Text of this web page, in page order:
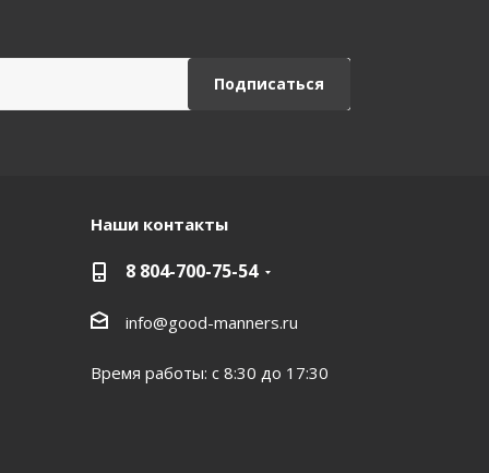
Наши контакты
8 804-700-75-54
info@good-manners.ru
Время работы: с 8:30 до 17:30